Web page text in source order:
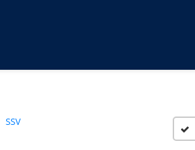
SSV